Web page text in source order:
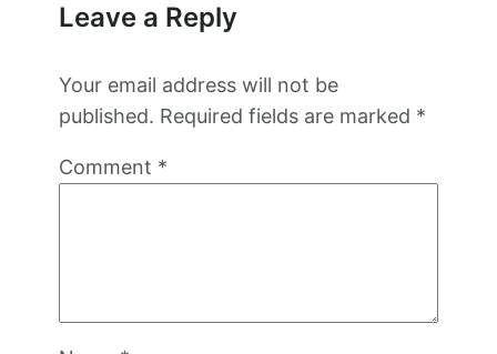
Leave a Reply
Your email address will not be
published. Required fields are marked *
Comment *